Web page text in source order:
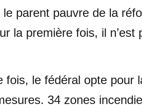
le parent pauvre de la
la première fois, il n’est
fois, le fédéral opte pour
34 zones